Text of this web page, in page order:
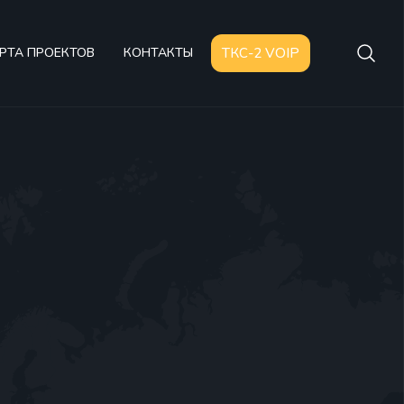
ПРОЕКТОВ КОНТАКТЫ ТКС-2 VOIP